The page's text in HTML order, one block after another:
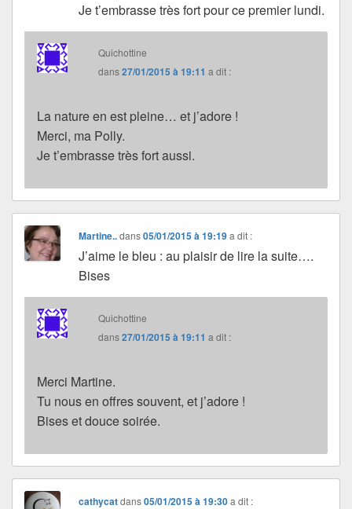
Je t’embrasse très fort pour ce premier lundi.
Quichottine
dans27/01/2015 à 19:11 a dit :
La nature en est pleine… et j’adore !
Merci, ma Polly.
Je t’embrasse très fort aussi.
Martine..dans05/01/2015 à 19:19 a dit :
J’aime le bleu : au plaisir de lire la suite….
Bises
Quichottine
dans27/01/2015 à 19:11 a dit :
Merci Martine.
Tu nous en offres souvent, et j’adore !
Bises et douce soirée.
cathycatdans05/01/2015 à 19:30 a dit :